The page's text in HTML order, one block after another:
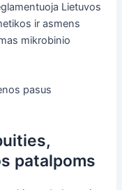
Lietuvos
ir asmens
mikrobinio
pasus
patalpoms